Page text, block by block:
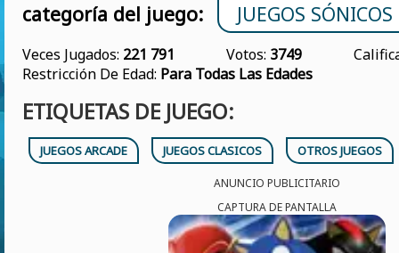
categoría del juego:
JUEGOS SÓNICOS
Veces Jugados: 221 791 Votos: 3749
Restricción De Edad: Para Todas Las Edades
ETIQUETAS DE JUEGO:
JUEGOS ARCADE JUEGOS CLASICOS OTROS JUEGOS
ANUNCIO PUBLICITARIO
CAPTURA DE PANTALLA